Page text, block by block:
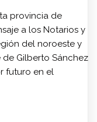
provincia de
a los Notarios y
del noroeste y
Gilberto Sánchez
futuro en el